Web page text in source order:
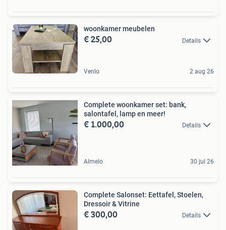
woonkamer meubelen
€ 25,00 Details
Venlo 2 aug 26
Complete woonkamer set: bank,
salontafel, lamp en meer!
€ 1.000,00 Details
Almelo 30 jul 26
Complete Salonset: Eettafel, Stoelen,
Dressoir & Vitrine
€ 300,00 Details